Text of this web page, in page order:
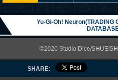
Yu-Gi-Oh! Neuron(TRADING
©2020 Studio Dice/
SHARE: